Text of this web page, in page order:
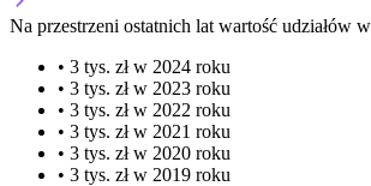
Na przestrzeni ostatnich lat wartość udziałów
• 3 tys. zł w 2024 roku
• 3 tys. zł w 2023 roku
• 3 tys. zł w 2022 roku
• 3 tys. zł w 2021 roku
• 3 tys. zł w 2020 roku
• 3 tys. zł w 2019 roku